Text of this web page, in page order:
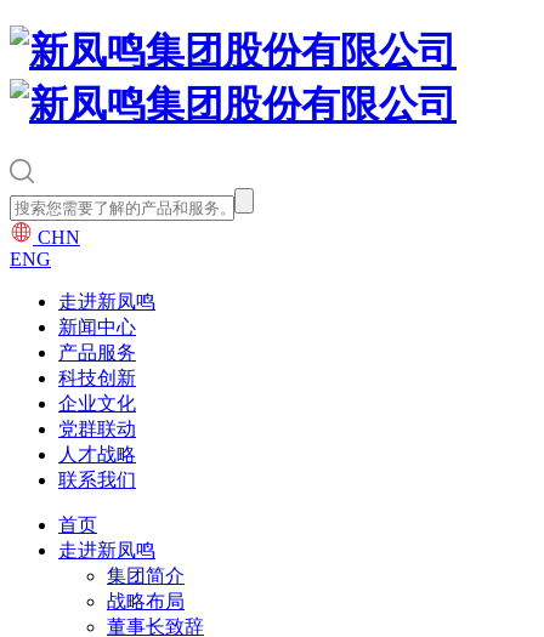
CHN
ENG
走进新凤鸣
新闻中心
产品服务
科技创新
企业文化
党群联动
人才战略
联系我们
首页
走进新凤鸣
集团简介
战略布局
董事长致辞